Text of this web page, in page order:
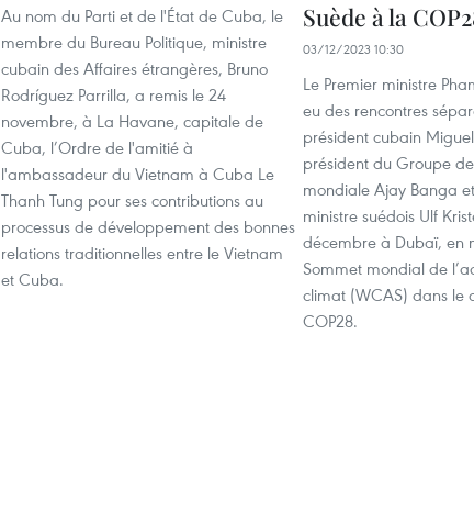
Au nom du Parti et de l'État de Cuba, le
membre du Bureau Politique, ministre
cubain des Affaires étrangères, Bruno
Rodríguez Parrilla, a remis le 24
novembre, à La Havane, capitale de
Cuba, l’Ordre de l'amitié à
l'ambassadeur du Vietnam à Cuba Le
Thanh Tung pour ses contributions au
processus de développement des bonnes
relations traditionnelles entre le Vietnam
et Cuba.
Suède à la
03/12/2023 10:30
Le Premier ministre
eu des rencontres
président cubain
président du Groupe
mondiale Ajay Banga
ministre suédois Ulf
décembre à Dubaï, en
Sommet mondial de
climat (WCAS) dans le
COP28.